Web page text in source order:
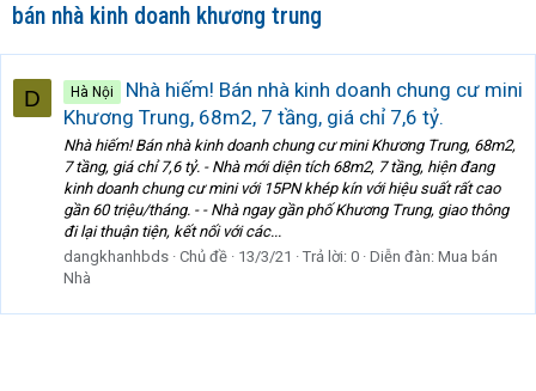
bán nhà kinh doanh khương trung
D Hà Nội
Nhà hiếm! Bán nhà kinh doanh chung cư mini
Khương Trung, 68m2, 7 tầng, giá chỉ 7,6 tỷ.
Nhà hiếm! Bán nhà kinh doanh chung cư mini Khương Trung, 68m2,
7 tầng, giá chỉ 7,6 tỷ. - Nhà mới diện tích 68m2, 7 tầng, hiện đang
kinh doanh chung cư mini với 15PN khép kín với hiệu suất rất cao
gần 60 triệu/tháng. - - Nhà ngay gần phố Khương Trung, giao thông
đi lại thuận tiện, kết nối với các...
dangkhanhbds Chủ đề 13/3/21 Trả lời: 0 Diễn đàn: Mua bán
Nhà